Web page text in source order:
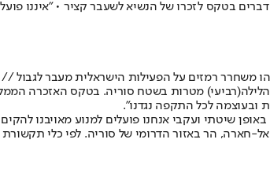
בטקס לזכרו של הנשיא לשעבר קציר • "איננו
משחרר רמזים על הפעילות הישראלית מעבר לגבול //
(רביעי) מטרות בשטח סוריה. בטקס האזכרה
ובעוצמה לכל התקפה נגדנו".
שיטתי ועקבי אנחנו פועלים למנוע מאויבנו
חארה, הר באזור הדרומי של סוריה. לפי כלי